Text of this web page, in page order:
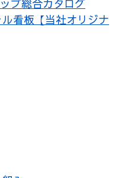
プ総合カタログ
ル看板【当社オリジナ